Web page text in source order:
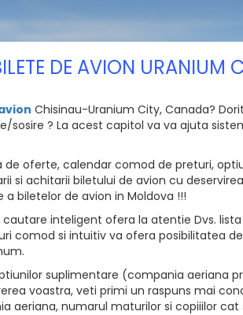
DE AVION
Chisinau-Uranium City, Canada?
sosire ? La acest capitol va va ajuta
de oferte, calendar comod de preturi,
si achitarii biletului de avion cu
a biletelor de avion in Moldova !!!
inteligent ofera la atentie Dvs.
comod si intuitiv va ofera posibilitatea
suplimentare (compania aeriana
voastra, veti primi un raspuns mai
aeriana, numarul maturilor si copiiilor